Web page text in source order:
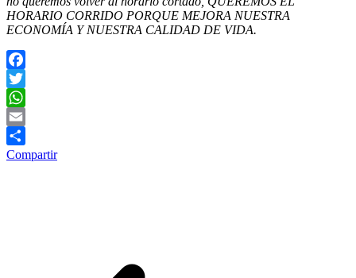
HORARIO CORRIDO PORQUE MEJORA NUESTRA
ECONOMÍA Y NUESTRA CALIDAD DE VIDA.
Facebook
Twitter
WhatsApp
Email
Compartir